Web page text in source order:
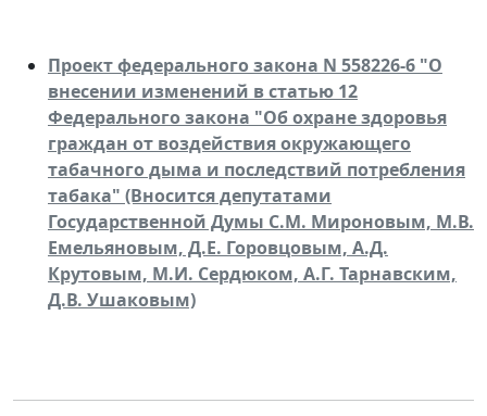
Проект федерального закона N 558226-6 "О
внесении изменений в статью 12
Федерального закона "Об охране здоровья
граждан от воздействия окружающего
табачного дыма и последствий потребления
табака" (Вносится депутатами
Государственной Думы С.М. Мироновым, М.В.
Емельяновым, Д.Е. Горовцовым, А.Д.
Крутовым, М.И. Сердюком, А.Г. Тарнавским,
Д.В. Ушаковым)